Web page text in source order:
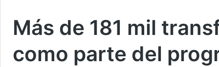
Más de 181 mil
como parte del